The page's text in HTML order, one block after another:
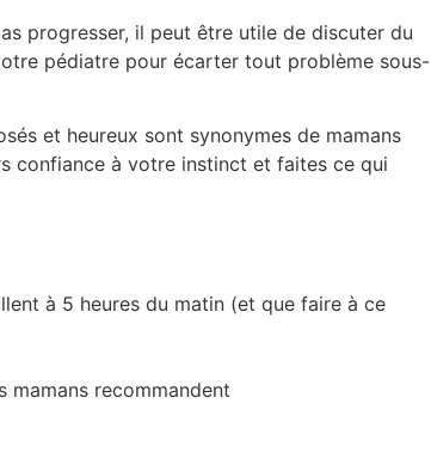
progresser, il peut être utile de discuter du
pédiatre pour écarter tout problème sous-
et heureux sont synonymes de mamans
confiance à votre instinct et faites ce qui
à 5 heures du matin (et que faire à ce
mamans recommandent